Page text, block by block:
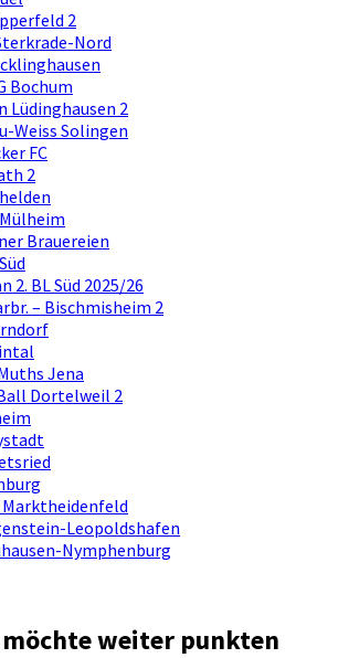
2
Nord
Bochum
Lüdinghausen 2
Weiss Solingen
FC
2
Brauereien
2. BL Süd 2025/26
– Bischmisheim 2
Jena
Dortelweil 2
Marktheidenfeld
Leopoldshafen
Nymphenburg
möchte weiter punkten